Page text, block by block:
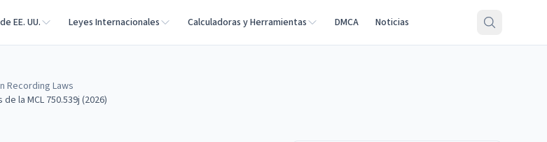
EE. UU. Leyes Internacionales Calculadoras y Herramientas DMCA Noticias
Recording Laws
la MCL 750.539j (2026)